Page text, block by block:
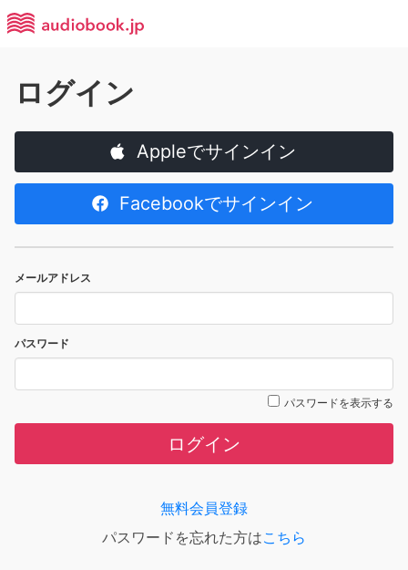
ログイン
Appleでサインイン
Facebookでサインイン
メールアドレス
パスワード
パスワードを表示する
ログイン
無料会員登録
パスワードを忘れた方はこちら